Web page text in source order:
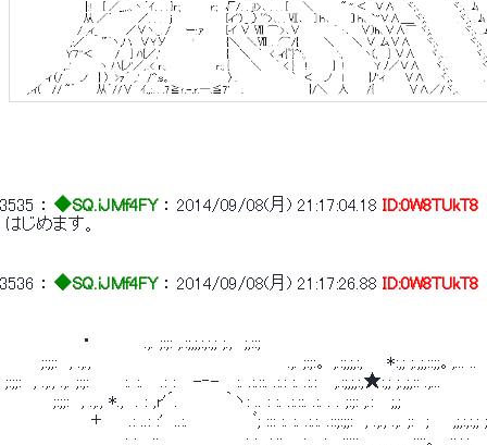
3535 ： ◆SQ.iJMf4FY ： 2014/09/08(月) 21:17:04.18 ID:0W8TUkT8
はじめます。
3536 ： ◆SQ.iJMf4FY ： 2014/09/08(月) 21:17:26.88 ID:0W8TUkT8
・　　　　 .,. ;:;: ,.:;,;,:,:,; ;.,　;,::;
;:;;:　, .,.,　　　　　　　　　　　　　　　　 .,. ;:;:。 ,.:;,;,:,　　*:,; ;.,;,::;;。,... ..
;:;;:　, .,., .,. ;:;:　　　:. :.　 .: :　 -‐-　 :. .:.::. .:.: :. .:.:　 ,.:;,;,:,★:,; ;.,;,:: .,...
;:;;:　, .,., *.,　. : ,r'´.　　 　 ｀ヽ: .. : :. .:.::. .:. . . ;:;: ,.: 　;,;
＋　　.: ..: :'　..:.　　　　 　ﾞ; ::: :. :. .:.:. .::;:;;:　, .,., .,. ;:　;　　,;,:,:,;
: :.　::..　　　　　　 .: :. .:.::. 　:. . :.　;:;;:　, .,., .,. ;:;:。 ,.:;,;,:,